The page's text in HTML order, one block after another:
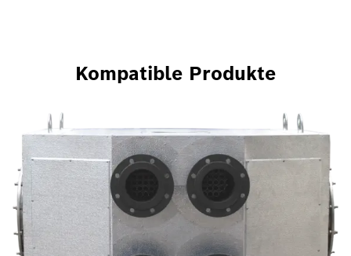
Kompatible Produkte